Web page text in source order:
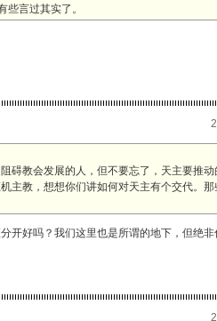
些言过其实了。
碍教会发展的人，但不要忘了，天主要推
主教，想想你们讲如何对天主有个交代。
分开好吗？我们这里也是所谓的地下，但绝